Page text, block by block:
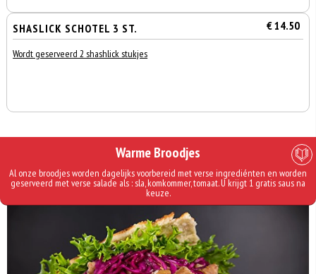
SHASLICK SCHOTEL 3 ST. € 14.50
Wordt geserveerd 2 shashlick stukjes
Warme Broodjes
Al onze broodjes worden dagelijks voorbereid met verse ingrediénten en worden
geserveerd met verse salade als : sla, komkommer, tomaat. U krijgt 1 gratis saus na
keuze.